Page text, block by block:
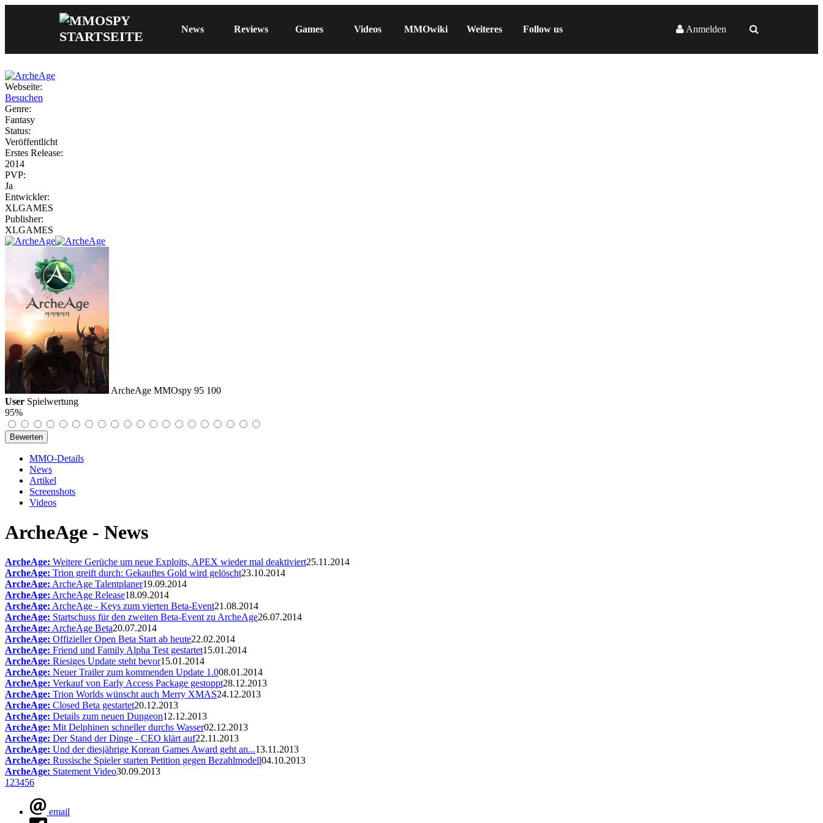
News Reviews Games Videos MMOwiki Weiteres Follow us Anmelden
Webseite:
Besuchen
Genre:
Fantasy
Status:
Veröffentlicht
Erstes Release:
2014
PVP:
Ja
Entwickler:
XLGAMES
Publisher:
XLGAMES
ArcheAge MMOspy 95 100
User Spielwertung
95%
MMO-Details
News
Artikel
Screenshots
Videos
ArcheAge - News
ArcheAge: Weitere Gerüche um neue Exploits, APEX wieder mal deaktiviert25.11.2014
ArcheAge: Trion greift durch: Gekauftes Gold wird gelöscht23.10.2014
ArcheAge: ArcheAge Talentplaner19.09.2014
ArcheAge: ArcheAge Release18.09.2014
ArcheAge: ArcheAge - Keys zum vierten Beta-Event21.08.2014
ArcheAge: Startschuss für den zweiten Beta-Event zu ArcheAge26.07.2014
ArcheAge: ArcheAge Beta20.07.2014
ArcheAge: Offizieller Open Beta Start ab heute22.02.2014
ArcheAge: Friend und Family Alpha Test gestartet15.01.2014
ArcheAge: Riesiges Update steht bevor15.01.2014
ArcheAge: Neuer Trailer zum kommenden Update 1.008.01.2014
ArcheAge: Verkauf von Early Access Package gestoppt28.12.2013
ArcheAge: Trion Worlds wünscht auch Merry XMAS24.12.2013
ArcheAge: Closed Beta gestartet20.12.2013
ArcheAge: Details zum neuen Dungeon12.12.2013
ArcheAge: Mit Delphinen schneller durchs Wasser02.12.2013
ArcheAge: Der Stand der Dinge - CEO klärt auf22.11.2013
ArcheAge: Und der diesjährige Korean Games Award geht an...13.11.2013
ArcheAge: Russische Spieler starten Petition gegen Bezahlmodell04.10.2013
ArcheAge: Statement Video30.09.2013
123456
email